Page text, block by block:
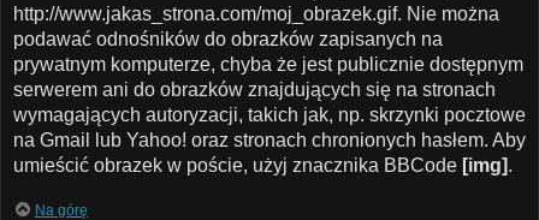
http://www.jakas_strona.com/moj_obrazek.gif. Nie można
podawać odnośników do obrazków zapisanych na
prywatnym komputerze, chyba że jest publicznie dostępnym
serwerem ani do obrazków znajdujących się na stronach
wymagających autoryzacji, takich jak, np. skrzynki pocztowe
na Gmail lub Yahoo! oraz stronach chronionych hasłem. Aby
umieścić obrazek w poście, użyj znacznika BBCode [img].
Na górę